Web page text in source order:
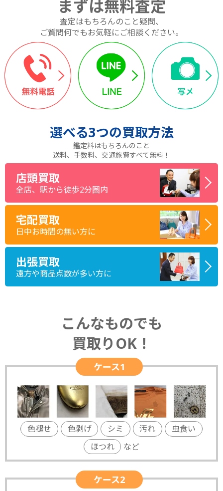
まずは無料査定
査定はもちろんのこと疑問、
ご質問何でもお気軽にご相談ください。
選べる3つの買取方法
鑑定料はもちろんのこと
送料、手数料、交通旅費すべて無料！
店頭買取
全店、駅から徒歩2分圏内
宅配買取
日中お時間の無い方に
出張買取
遠方や商品点数が多い方に
こんなものでも
買取りOK！
ケース1
色褪せ 色剥げ シミ 汚れ
虫食い
ほつれ
など
ケース2